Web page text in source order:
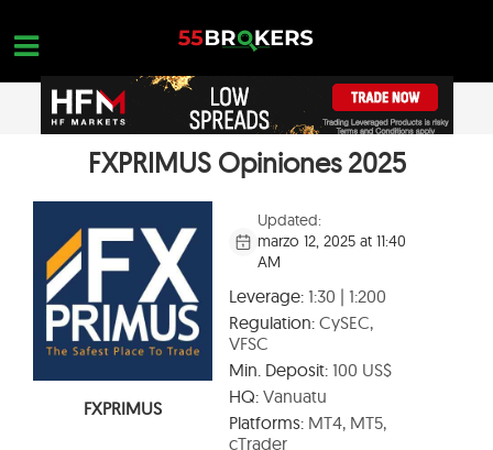
content
MEJORES BROKERS FOREX
FORMACIÓN EN FOREX
FORMACIÓN EN FOREX
CONSULTAS DE OPERACIONES
ABRIR UNA CUENTA GRATUITA
OPEN A FREE ACCOUNT
FXPRIMUS Opiniones 2025
FXPRIMUS
Updated:
marzo 12, 2025 at 11:40
AM
Leverage:1:30 | 1:200
Regulation:CySEC,
VFSC
Min. Deposit:100 US$
HQ:Vanuatu
Platforms:MT4, MT5,
cTrader